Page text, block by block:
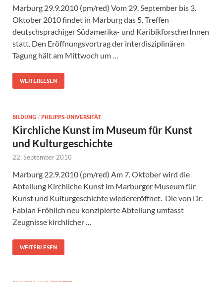
Marburg 29.9.2010 (pm/red) Vom 29. September bis 3.
Oktober 2010 findet in Marburg das 5. Treffen
deutschsprachiger Südamerika- und KaribikforscherInnen
statt. Den Eröffnungsvortrag der interdisziplinären
Tagung hält am Mittwoch um …
WEITERLESEN
BILDUNG / PHILIPPS-UNIVERSITÄT
Kirchliche Kunst im Museum für Kunst
und Kulturgeschichte
22. September 2010
Marburg 22.9.2010 (pm/red) Am 7. Oktober wird die
Abteilung Kirchliche Kunst im Marburger Museum für
Kunst und Kulturgeschichte wiedereröffnet. Die von Dr.
Fabian Fröhlich neu konzipierte Abteilung umfasst
Zeugnisse kirchlicher …
WEITERLESEN